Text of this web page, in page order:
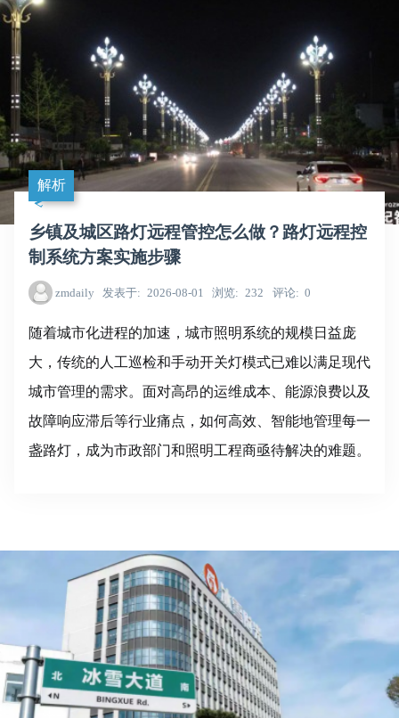
解析
乡镇及城区路灯远程管控怎么做？路灯远程控
制系统方案实施步骤
zmdaily 发表于 2026-08-01 浏览 232 评论 0
随着城市化进程的加速，城市照明系统的规模日益庞
大，传统的人工巡检和手动开关灯模式已难以满足现代
城市管理的需求。面对高昂的运维成本、能源浪费以及
故障响应滞后等行业痛点，如何高效、智能地管理每一
盏路灯，成为市政部门和照明工程商亟待解决的难题。